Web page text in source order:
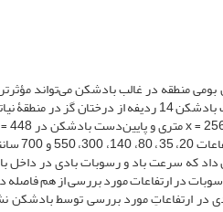
منطقه در غالب بادشکن می‌تواند
کاهش وقوع این پدیده باشد. در این تحقیق، میزان کاهش سرعت باد و رسوبات بادی توسط یک بادشکن
بادسنج‌هایی در ارتفاعات
اندازه‌گیری شد. نتایج نشان داد که سرعت باد و رسوبات بادی
در ارتفاعات مورد بررسی از هم فاصله
کاهش بیش از 30% سرعت باد و بیش از 50% رسوبات بادی در ارتفاعاتِ مورد